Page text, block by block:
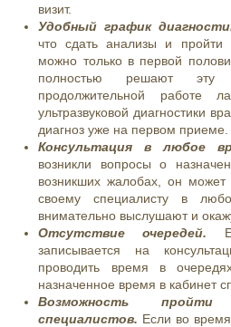
визит.
Удобный график
что сдать анализы и пройти
можно только в первой
полностью решают эту
продолжительной работе
ультразвуковой диагностики
диагноз уже на первом приеме.
Консультация в любое
возникли вопросы о
возникших жалобах, он может
своему специалисту в
внимательно выслушают и
Отсутствие очередей.
записывается на
проводить время в
назначенное время в кабинет
Возможность пройти
специалистов. Если во время